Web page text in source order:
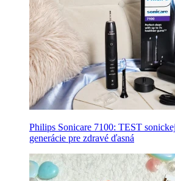
Philips Sonicare 7100: TEST
generácie pre zdravé ďasná